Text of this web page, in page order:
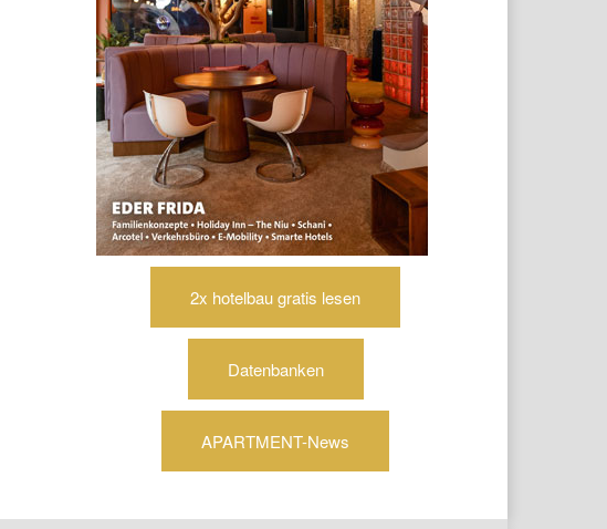
2x hotelbau gratis lesen
Datenbanken
APARTMENT-News